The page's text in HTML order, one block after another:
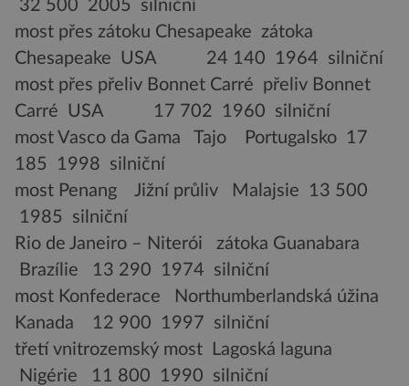
32 500 2005 silniční
most přes zátoku Chesapeake zátoka
Chesapeake USA 24 140 1964 silniční
most přes přeliv Bonnet Carré přeliv Bonnet
Carré USA 17 702 1960 silniční
most Vasco da Gama Tajo Portugalsko 17
185 1998 silniční
most Penang Jižní průliv Malajsie 13 500
1985 silniční
Rio de Janeiro – Niterói zátoka Guanabara
Brazílie 13 290 1974 silniční
most Konfederace Northumberlandská úžina
Kanada 12 900 1997 silniční
třetí vnitrozemský most Lagoská laguna
Nigérie 11 800 1990 silniční